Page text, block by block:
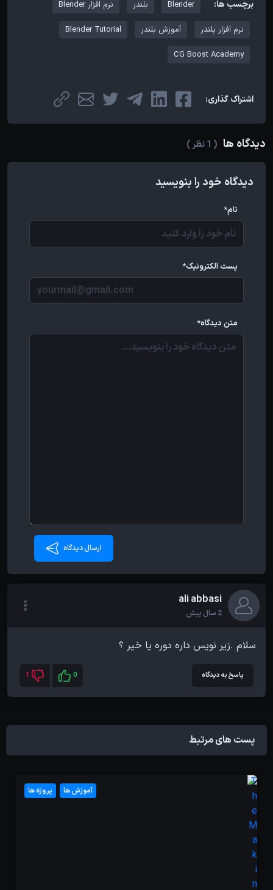
برچسب ها: Blender بلندر نرم افزار Blender
نرم افزار بلندر آموزش بلندر Blender Tutorial
CG Boost Academy
اشتراک گذاری:
دیدگاه ها ( 1 نظر )
دیدگاه خود را بنویسید
نام*
پست الکترونیک*
متن دیدگاه*
ارسال دیدگاه
ali abbasi
2 سال پیش
سلام .زیر نویس داره دوره یا خیر ؟
پاسخ به دیدگاه 0
1
پست های مرتبط
پروژه ها آموزش ها